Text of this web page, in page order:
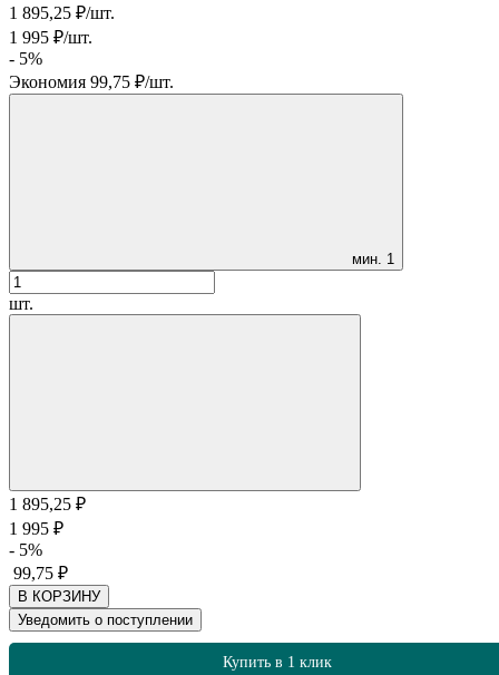
1 895,25 ₽/шт.
1 995 ₽/шт.
- 5%
Экономия 99,75 ₽/шт.
мин. 1
шт.
1 895,25 ₽
1 995 ₽
- 5%
99,75 ₽
В КОРЗИНУ
Уведомить о поступлении
Купить в 1 клик